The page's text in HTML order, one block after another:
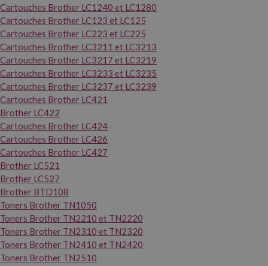
Cartouches Brother LC1240 et LC1280
Cartouches Brother LC123 et LC125
Cartouches Brother LC223 et LC225
Cartouches Brother LC3211 et LC3213
Cartouches Brother LC3217 et LC3219
Cartouches Brother LC3233 et LC3235
Cartouches Brother LC3237 et LC3239
Cartouches Brother LC421
Brother LC422
Cartouches Brother LC424
Cartouches Brother LC426
Cartouches Brother LC427
Brother LC521
Brother LC527
Brother BTD108
Toners Brother TN1050
Toners Brother TN2210 et TN2220
Toners Brother TN2310 et TN2320
Toners Brother TN2410 et TN2420
Toners Brother TN2510